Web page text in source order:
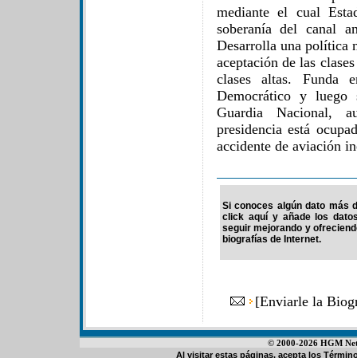
mediante el cual
soberanía del canal
Desarrolla una política
aceptación de las
clases altas. Funda
Democrático y
Guardia Nacional,
presidencia está
accidente de aviación
Si conoces algún dato más
click aquí y añade los
seguir mejorando y
biografías de Internet.
[Enviarle la
© 2000-2026 HGM
Al visitar estas páginas, acepta los